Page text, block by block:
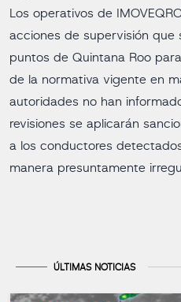
Los operativos de
acciones de supervisión que
puntos de Quintana Roo
de la normativa vigente en
autoridades no han
revisiones se aplicarán
a los conductores
manera presuntamente
ÚLTIMAS NOTICIAS